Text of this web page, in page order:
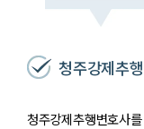
청주강제추
청주강제추행변호사